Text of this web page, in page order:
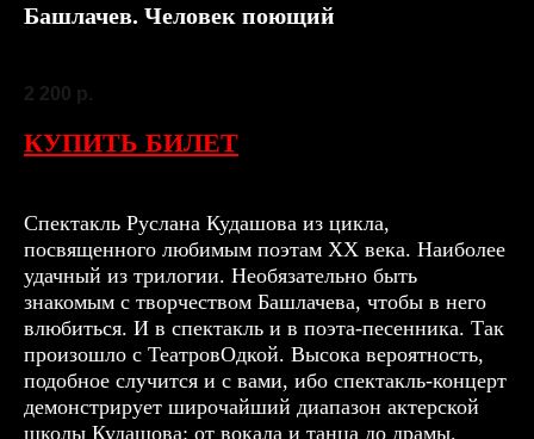
Башлачев. Человек поющий
2 200 р.
КУПИТЬ БИЛЕТ
Спектакль Руслана Кудашова из цикла,
посвященного любимым поэтам ХХ века. Наиболее
удачный из трилогии. Необязательно быть
знакомым с творчеством Башлачева, чтобы в него
влюбиться. И в спектакль и в поэта-песенника. Так
произошло с ТеатровОдкой. Высока вероятность,
подобное случится и с вами, ибо спектакль-концерт
демонстрирует широчайший диапазон актерской
школы Кудашова: от вокала и танца до драмы.